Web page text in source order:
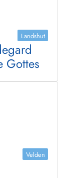
Landshut
Gottes
Velden